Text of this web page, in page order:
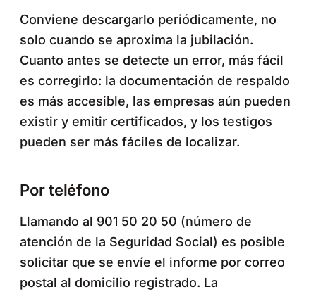
Conviene descargarlo periódicamente, no
solo cuando se aproxima la jubilación.
Cuanto antes se detecte un error, más fácil
es corregirlo: la documentación de respaldo
es más accesible, las empresas aún pueden
existir y emitir certificados, y los testigos
pueden ser más fáciles de localizar.
Por teléfono
Llamando al 901 50 20 50 (número de
atención de la Seguridad Social) es posible
solicitar que se envíe el informe por correo
postal al domicilio registrado. La